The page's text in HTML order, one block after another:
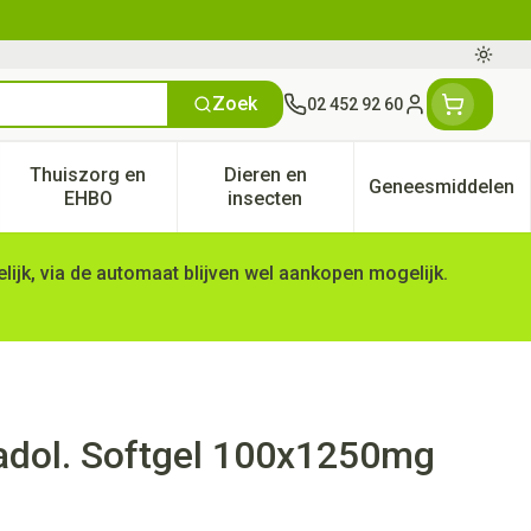
Zoek 02 452 92 60
Klant menu
categorie
voor Natuur geneeskunde categorie
Thuiszorg en
EHBOToon submenu voor Thuiszorg en EHBO categorie
Dieren en
insectenToon submenu voor Dieren
Geneesmiddelen
Toon
via de automaat blijven wel aankopen mogelijk.
Softgel 100x1250mg